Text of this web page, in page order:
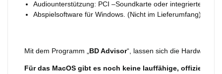
Audiounterstützung: PCI –Soundkarte oder integrierte
Abspielsoftware für Windows. (Nicht im Lieferumfang)
Mit dem Programm „BD Advisor“, lassen sich die
Für das MacOS gibt es noch keine lauffähige, offizielle